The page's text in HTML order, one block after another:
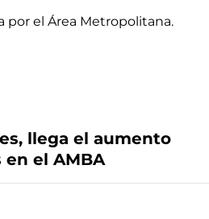
llega el aumento
el AMBA